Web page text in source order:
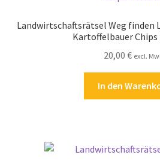
Landwirtschaftsrätsel Weg
Kartoffelbauer Chips
20,00 € excl.
In den